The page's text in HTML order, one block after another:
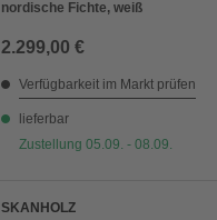
nordische Fichte, weiß
2.299,00 €
Verfügbarkeit im Markt prüfen
lieferbar
Zustellung 05.09. - 08.09.
SKANHOLZ